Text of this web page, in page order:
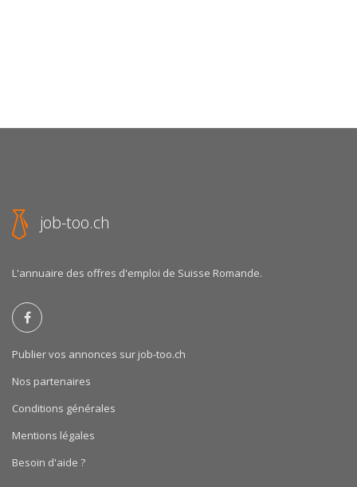
job-too.ch
L'annuaire des offres d'emploi de Suisse Romande.
Publier vos annonces sur job-too.ch
Nos partenaires
Conditions générales
Mentions légales
Besoin d'aide ?